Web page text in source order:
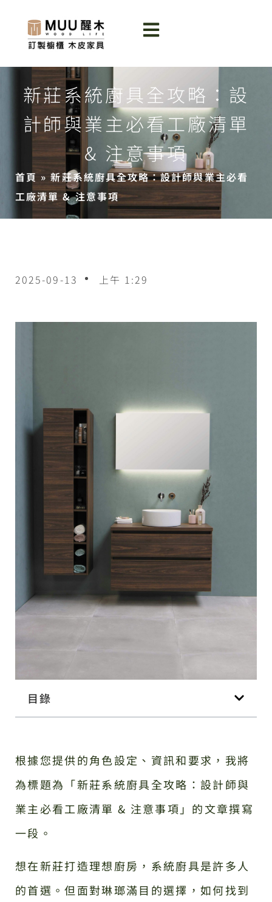
新莊系統廚具全攻略：設
計師與業主必看工廠清單
& 注意事項
首頁»新莊系統廚具全攻略：設計師與業主必看
工廠清單 & 注意事項
2025-09-13 上午 1:29
目錄
根據您提供的角色設定、資訊和要求，我將
為標題為「新莊系統廚具全攻略：設計師與
業主必看工廠清單 & 注意事項」的文章撰寫
一段。
想在新莊打造理想廚房，系統廚具是許多人
的首選。但面對琳瑯滿目的選擇，如何找到